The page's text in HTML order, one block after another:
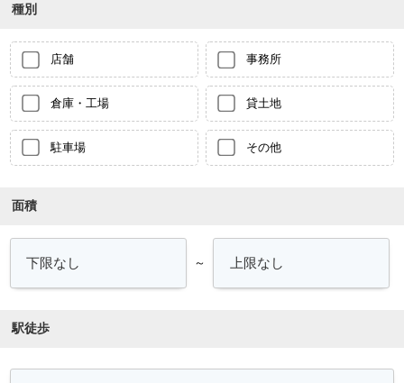
種別
店舗 事務所
倉庫・工場 貸土地
駐車場 その他
面積
～
駅徒歩